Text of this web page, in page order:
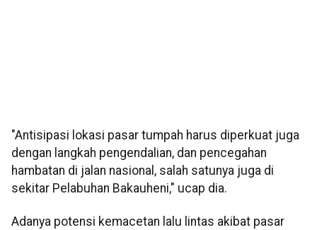
"Antisipasi lokasi pasar tumpah harus diperkuat juga
dengan langkah pengendalian, dan pencegahan
hambatan di jalan nasional, salah satunya juga di
sekitar Pelabuhan Bakauheni," ucap dia.
Adanya potensi kemacetan lalu lintas akibat pasar